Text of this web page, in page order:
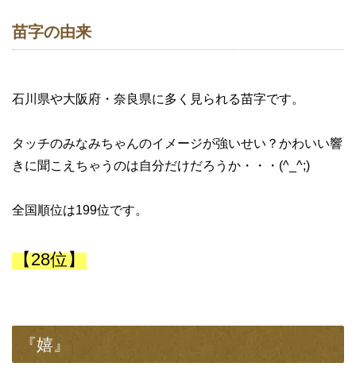
苗字の由来
石川県や大阪府・奈良県に多く見られる苗字です。
タッチのみなみちゃんのイメージが強いせい？かわいい響
きに聞こえちゃうのは自分だけだろうか・・・(^_^;)
全国順位は199位です。
【28位】
『嬉』